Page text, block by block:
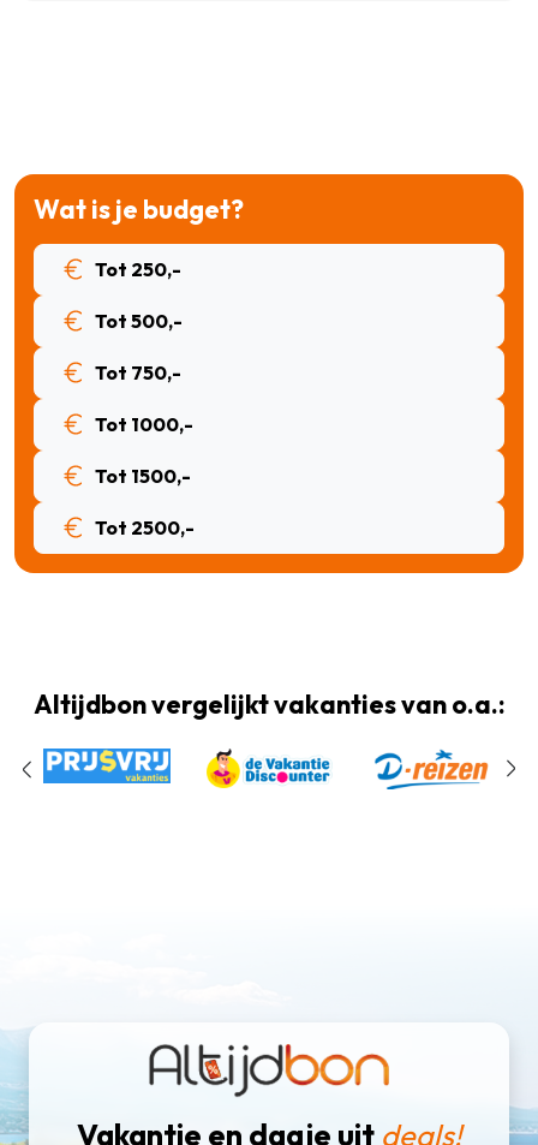
Wat is je budget?
Tot 250,-
Tot 500,-
Tot 750,-
Tot 1000,-
Tot 1500,-
Tot 2500,-
Altijdbon vergelijkt vakanties van o.a.:
Vakantie en dagje uit deals!